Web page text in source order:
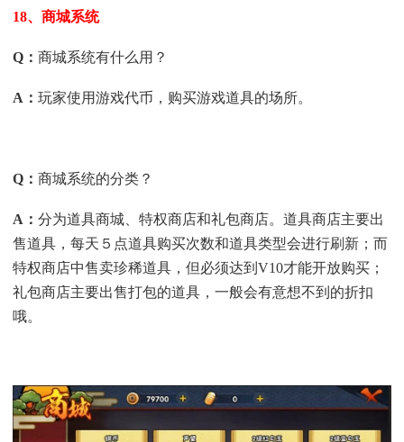
18、商城系统
Q ：商城系统有什么用？
A ：玩家使用游戏代币，购买游戏道具的场所。
Q ：商城系统的分类？
A ：分为道具商城、特权商店和礼包商店。道具商店主要出
售道具，每天５点道具购买次数和道具类型会进行刷新；而
特权商店中售卖珍稀道具，但必须达到V10才能开放购买；
礼包商店主要出售打包的道具，一般会有意想不到的折扣
哦。